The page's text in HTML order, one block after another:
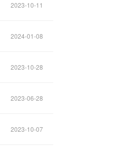
2023-10-11
2024-01-08
2023-10-28
2023-06-28
2023-10-07